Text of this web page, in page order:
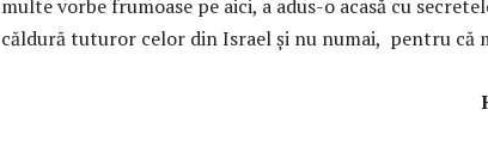
multe vorbe frumoase pe aici, a adus-o acasă cu
căldură tuturor celor din Israel şi nu numai, pentru că
Harry, Las